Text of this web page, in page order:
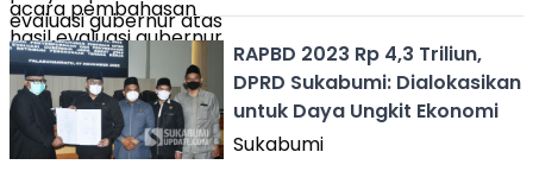
RAPBD 2023 Rp 4,3 Triliun,
DPRD Sukabumi: Dialokasikan
untuk Daya Ungkit Ekonomi
Sukabumi